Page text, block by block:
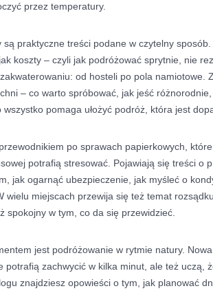
przez temperatury.
są praktyczne treści podane w czytelny
koszty – czyli jak podróżować sprytnie, nie
od hosteli po pola namiotowe.
– co warto spróbować, jak jeść
wszystko pomaga ułożyć podróż, która jest
po sprawach papierkowych,
potrafią stresować. Pojawiają się treści o
jak ogarnąć ubezpieczenie, jak myśleć o
wielu miejscach przewija się też temat
spokojny w tym, co da się przewidzieć.
jest podróżowanie w rytmie natury.
potrafią zachwycić w kilka minut, ale też uczą,
znajdziesz opowieści o tym, jak planować